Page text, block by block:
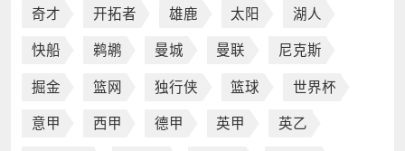
奇才 开拓者 雄鹿 太阳 湖人
快船 鹈鹕 曼城 曼联 尼克斯
掘金 篮网 独行侠 篮球 世界杯
意甲 西甲 德甲 英甲 英乙